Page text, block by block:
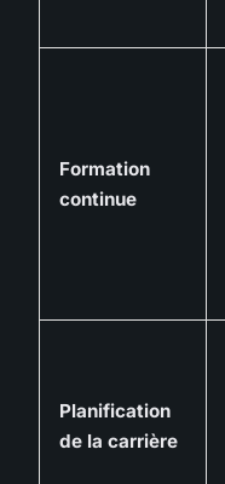
Formation
continue
Planification
de la carrière